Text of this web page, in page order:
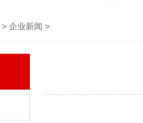
> 企业新闻 >